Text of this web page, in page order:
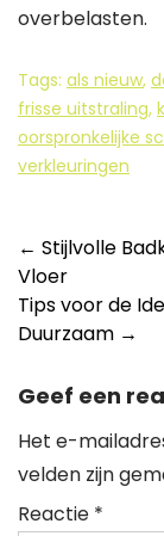
overbelasten.
Tags: als nieuw,
frisse uitstraling,
oorspronkelijke
verkleuringen
← Stijlvolle
Vloer
Tips voor de
Duurzaam →
Geef een
Het e-
velden zijn
Reactie *